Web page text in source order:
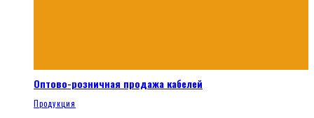
Оптово-розничная продажа кабелей
Продукция